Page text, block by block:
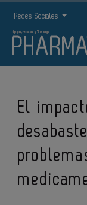
Redes Sociales
El